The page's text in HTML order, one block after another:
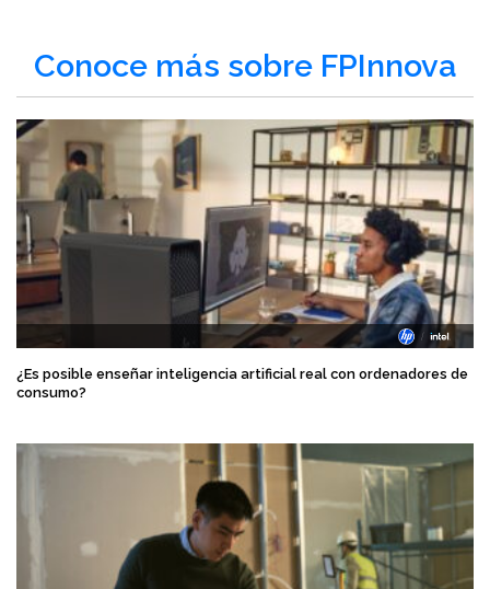
Conoce más sobre FPInnova
¿Es posible enseñar inteligencia artificial real con ordenadores de
consumo?